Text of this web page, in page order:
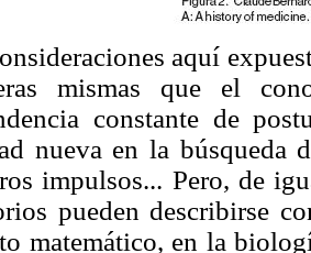
aquí
mismas que el
constante de
nueva en la búsqueda
impulsos... Pero, de
pueden describirse
matemático, en la